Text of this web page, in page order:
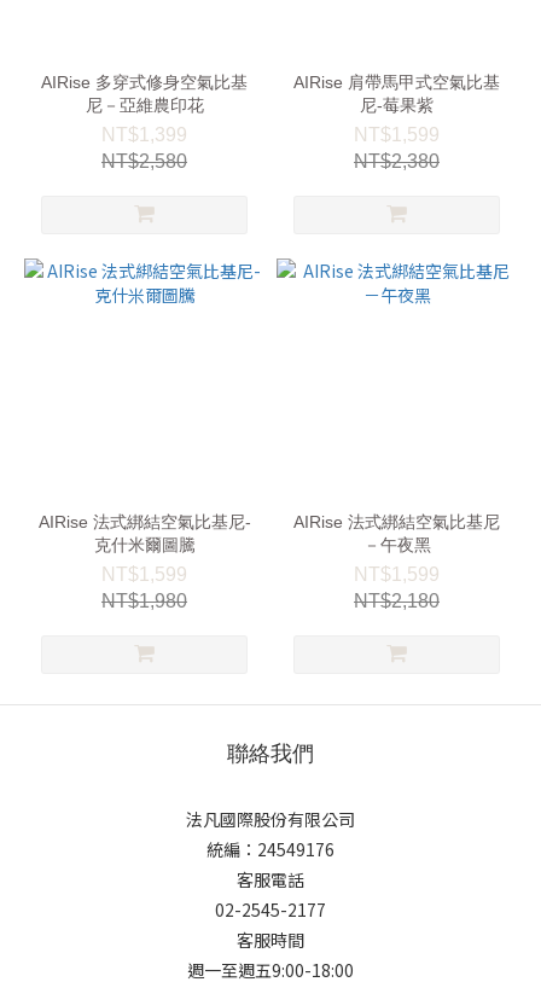
AIRise 多穿式修身空氣比基
尼－亞維農印花
NT$1,399
NT$2,580
AIRise 肩帶馬甲式空氣比基
尼-莓果紫
NT$1,599
NT$2,380
AIRise 法式綁結空氣比基尼-
克什米爾圖騰
NT$1,599
NT$1,980
AIRise 法式綁結空氣比基尼
－午夜黑
NT$1,599
NT$2,180
聯絡我們
法凡國際股份有限公司
統編：24549176
客服電話
02-2545-2177
客服時間
週一至週五9:00-18:00